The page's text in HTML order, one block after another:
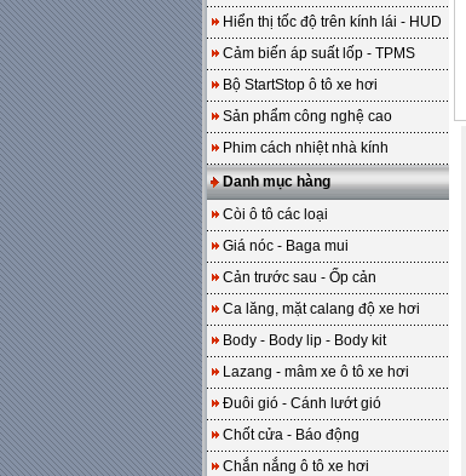
Hiển thị tốc độ trên kính lái - HUD
Cảm biến áp suất lốp - TPMS
Bộ StartStop ô tô xe hơi
Sản phẩm công nghệ cao
Phim cách nhiệt nhà kính
Danh mục hàng
Còi ô tô các loại
Giá nóc - Baga mui
Cản trước sau - Ốp cản
Ca lăng, mặt calang độ xe hơi
Body - Body lip - Body kit
Lazang - mâm xe ô tô xe hơi
Đuôi gió - Cánh lướt gió
Chốt cửa - Báo động
Chắn nắng ô tô xe hơi